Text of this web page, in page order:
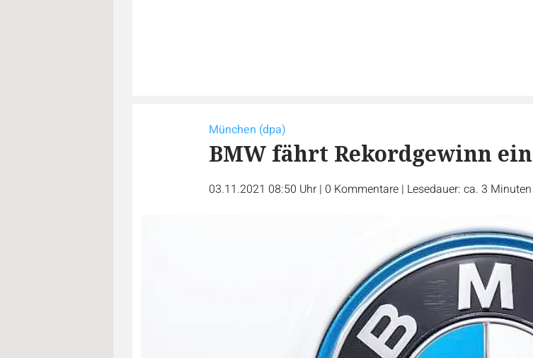
München (dpa)
BMW fährt Rekordgewinn ein
03.11.2021 08:50 Uhr | 0 Kommentare | Lesedauer: ca. 3 Minuten